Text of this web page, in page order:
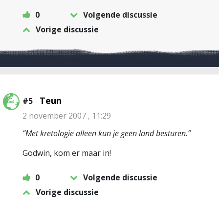
0
Volgende discussie
Vorige discussie
#5 Teun
2 november 2007 , 11:29
”Met kretologie alleen kun je geen land besturen.”
Godwin, kom er maar in!
0
Volgende discussie
Vorige discussie